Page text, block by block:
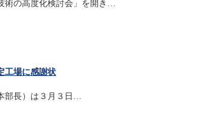
術の高度化検討会」を開き…
工場に感謝状
部長）は３月３日…